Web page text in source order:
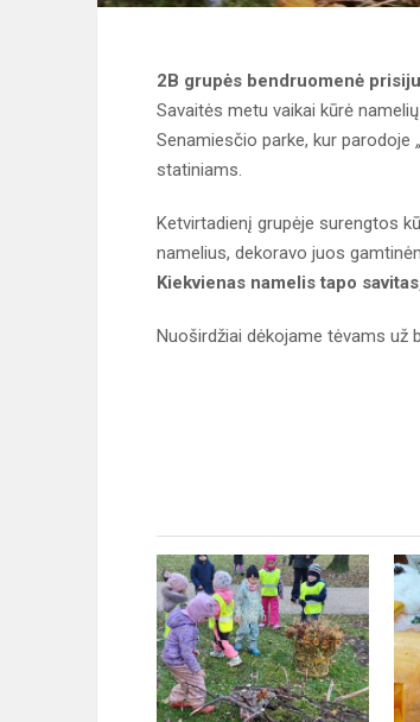
2B grupės bendruomenė
Savaitės metu vaikai kūrė
Senamiesčio parke, kur parodoje
statiniams.
Ketvirtadienį grupėje surengtos
namelius, dekoravo juos
Kiekvienas namelis tapo
Nuoširdžiai dėkojame tėvams už